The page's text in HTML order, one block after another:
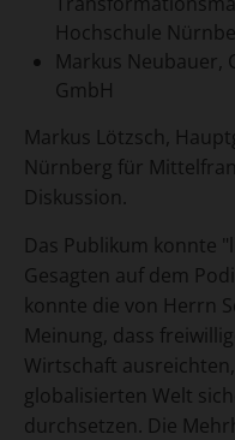
Hochschule
Markus Neubauer,
GmbH
Markus Lötzsch,
Nürnberg für
Diskussion.
Das Publikum konnte
Gesagten auf dem
konnte die von Herrn
Meinung, dass
Wirtschaft
globalisierten Welt
durchsetzen. Die